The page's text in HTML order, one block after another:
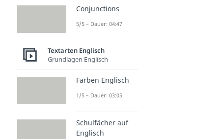
Conjunctions
5/5 – Dauer: 04:47
Textarten Englisch
Grundlagen Englisch
Farben Englisch
1/5 – Dauer: 03:05
Schulfächer auf
Englisch